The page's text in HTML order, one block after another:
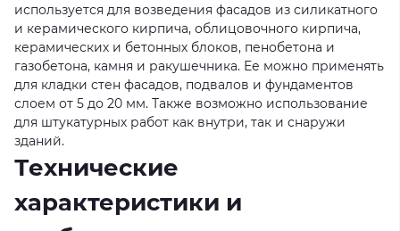
используется для возведения фасадов из силикатного
и керамического кирпича, облицовочного кирпича,
керамических и бетонных блоков, пенобетона и
газобетона, камня и ракушечника. Ее можно применять
для кладки стен фасадов, подвалов и фундаментов
слоем от 5 до 20 мм. Также возможно использование
для штукатурных работ как внутри, так и снаружи
зданий.
Технические
характеристики и